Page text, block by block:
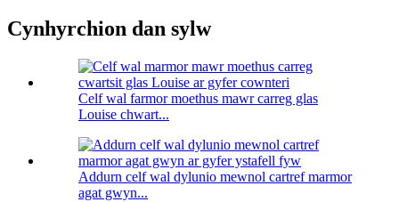
Cynhyrchion dan sylw
Celf wal farmor moethus mawr carreg glas
Louise chwart...
Addurn celf wal dylunio mewnol cartref marmor
agat gwyn...